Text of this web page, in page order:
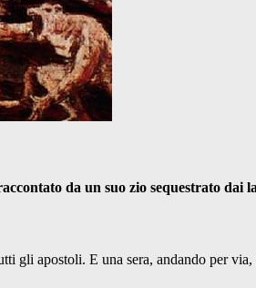
da un suo zio sequestrato dai
gli apostoli. E una sera, andando per